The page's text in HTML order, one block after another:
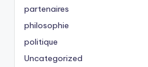
partenaires
philosophie
politique
Uncategorized